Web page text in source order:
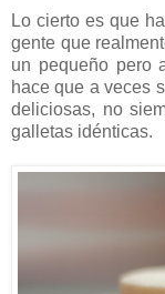
Lo cierto es que
gente que
un pequeño pero
hace que a veces
deliciosas, no
galletas idénticas.